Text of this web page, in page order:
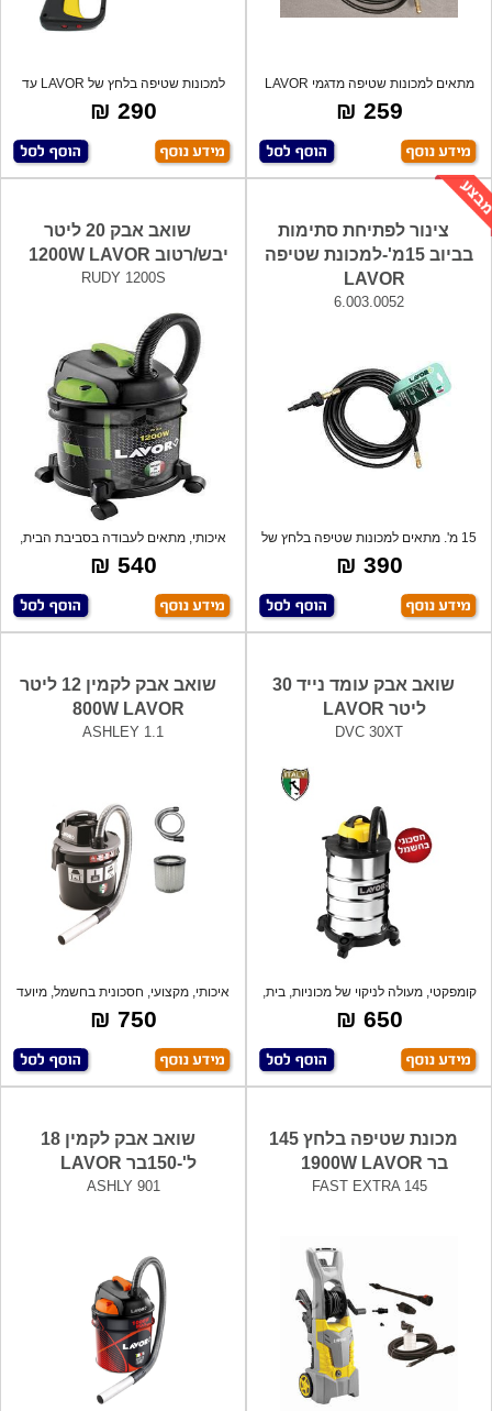
מתאים למכונות שטיפה מדגמי LAVOR
259 ₪
למכונות שטיפה בלחץ של LAVOR עד
180 בר.
290 ₪
צינור לפתיחת סתימות
בביוב 15מ'-למכונת שטיפה
LAVOR
6.003.0052
15 מ'. מתאים למכונות שטיפה בלחץ של
היצר
390 ₪
שואב אבק 20 ליטר
יבש/רטוב 1200W LAVOR
RUDY 1200S
איכותי, מתאים לעבודה בסביבת הבית,
המשרד
540 ₪
שואב אבק עומד נייד 30
ליטר LAVOR
DVC 30XT
קומפקטי, מעולה לניקוי של מכוניות, בית,
מ
650 ₪
שואב אבק לקמין 12 ליטר
800W LAVOR
ASHLEY 1.1
איכותי, מקצועי, חסכונית בחשמל, מיועד
לני
750 ₪
מכונת שטיפה בלחץ 145
בר 1900W LAVOR
FAST EXTRA 145
שואב אבק לקמין 18
ל'-150בר LAVOR
ASHLY 901